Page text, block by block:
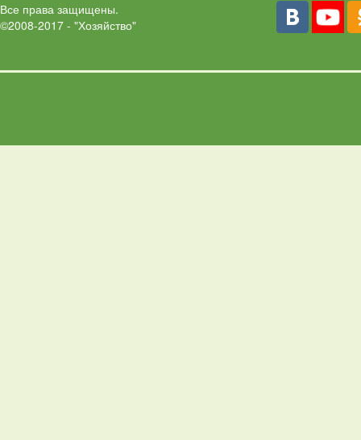
Все права защищены.
©2008-2017 - "Хозяйство"